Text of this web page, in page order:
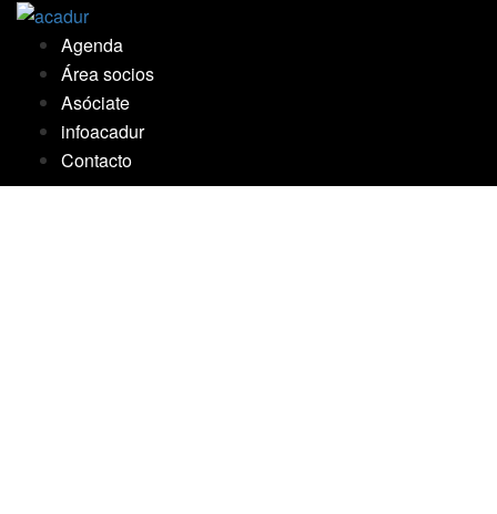
Saltar
contenido
Agenda
Área socios
Asóciate
infoacadur
Contacto